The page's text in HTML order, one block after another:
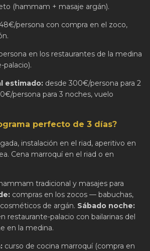
(hammam + masaje argán).
persona con compra en el zoco,
en los restaurantes de la medina
palacio).
estimado: desde 300€/persona para 2
persona para 3 noches, vuelo
perfecto de 3 días?
instalación en el riad, aperitivo en
Cena marroquí en el riad o en
tradicional y masajes para
compras en los zocos — babuchas,
de argán. Sábado noche:
restaurante-palacio con bailarinas del
en la medina.
curso de cocina marroquí (compra en